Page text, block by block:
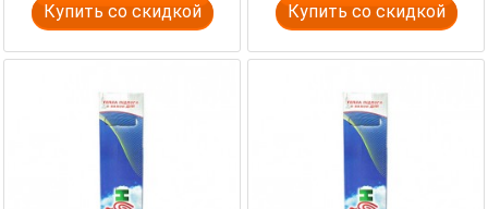
Купить со скидкой Купить со скидкой